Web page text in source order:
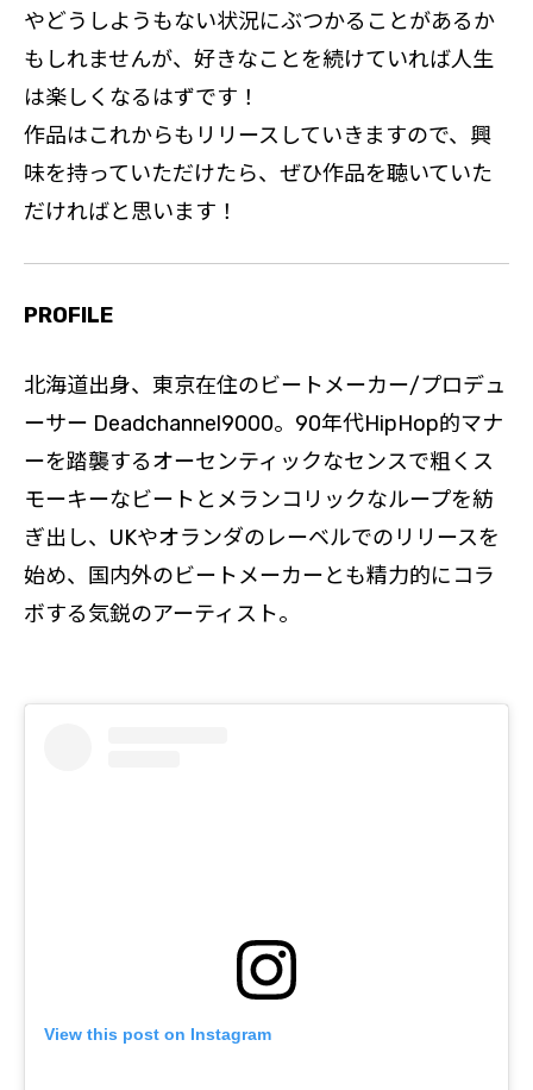
やどうしようもない状況にぶつかることがあるか
もしれませんが、好きなことを続けていれば人生
は楽しくなるはずです！
作品はこれからもリリースしていきますので、興
味を持っていただけたら、ぜひ作品を聴いていた
だければと思います！
PROFILE
北海道出身、東京在住のビートメーカー/プロデュ
ーサー Deadchannel9000。90年代HipHop的マナ
ーを踏襲するオーセンティックなセンスで粗くス
モーキーなビートとメランコリックなループを紡
ぎ出し、UKやオランダのレーベルでのリリースを
始め、国内外のビートメーカーとも精力的にコラ
ボする気鋭のアーティスト。
View this post on Instagram